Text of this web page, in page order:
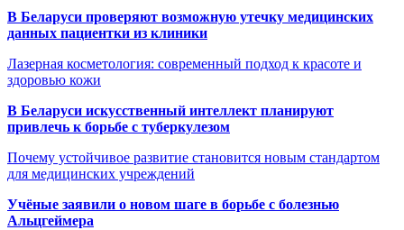
В Беларуси проверяют возможную утечку медицинских
данных пациентки из клиники
Лазерная косметология: современный подход к красоте и
здоровью кожи
В Беларуси искусственный интеллект планируют
привлечь к борьбе с туберкулезом
Почему устойчивое развитие становится новым стандартом
для медицинских учреждений
Учёные заявили о новом шаге в борьбе с болезнью
Альцгеймера